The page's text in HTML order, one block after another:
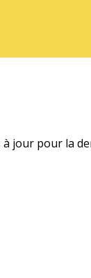
à jour pour la